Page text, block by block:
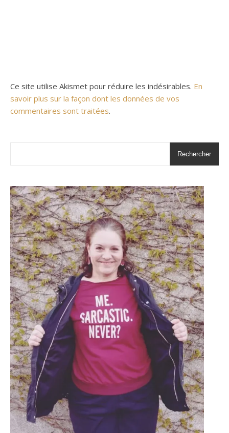
Ce site utilise Akismet pour réduire les indésirables. En
savoir plus sur la façon dont les données de vos
commentaires sont traitées.
Rechercher